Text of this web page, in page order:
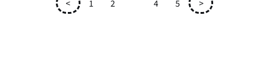
< 1 2 4 5 >